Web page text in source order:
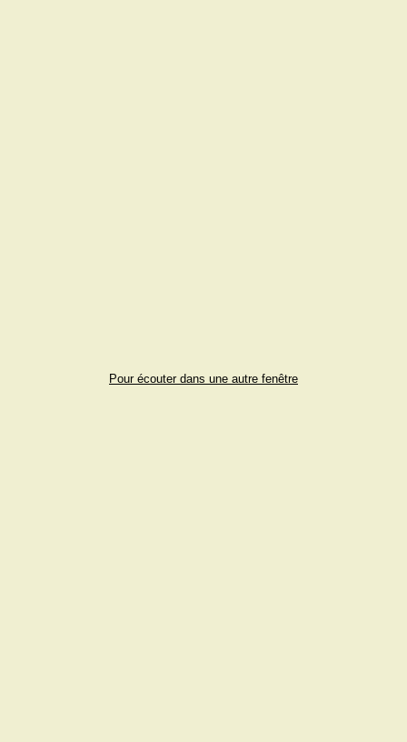
Pour écouter dans une autre fenêtre